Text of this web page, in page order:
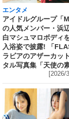
エンタメ
アイドルグループ「
の人気メンバー・浜
白マシュマロボディ
入浴姿で披露! 「
ラビアのアザーカッ
タル写真集「天使の
[2026/